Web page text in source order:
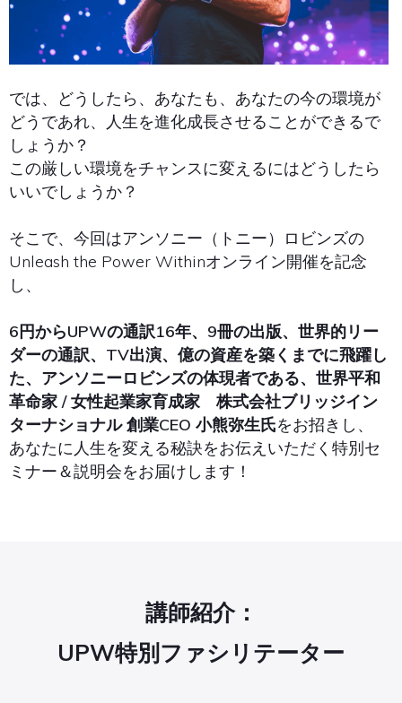
では、どうしたら、あなたも、あなたの今の環境が
どうであれ、人生を進化成長させることができるで
しょうか？
この厳しい環境をチャンスに変えるにはどうしたら
いいでしょうか？
そこで、今回はアンソニー（トニー）ロビンズの
Unleash the Power Withinオンライン開催を記念
し、
6円からUPWの通訳16年、9冊の出版、世界的リー
ダーの通訳、TV出演、億の資産を築くまでに飛躍し
た、アンソニーロビンズの体現者である、世界平和
革命家 / 女性起業家育成家 株式会社ブリッジイン
ターナショナル 創業CEO 小熊弥生氏をお招きし、
あなたに人生を変える秘訣をお伝えいただく特別セ
ミナー＆説明会をお届けします！
講師紹介：
UPW特別ファシリテーター